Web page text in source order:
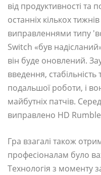
від продуктивності та
останніх кількох
виправленнями типу
Switch «був
він буде оновлений.
введення,
подальшої роботи, і
майбутніх патчів.
виправлено HD
Гра взагалі також
професіоналам було
Технологія з моменту